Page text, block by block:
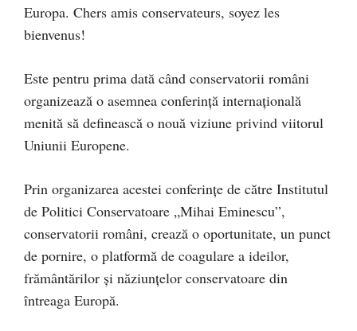
Europa. Chers amis conservateurs, soyez les
bienvenus!
Este pentru prima dată când conservatorii români
organizează o asemnea conferință internațională
menită să definească o nouă viziune privind viitorul
Uniunii Europene.
Prin organizarea acestei conferințe de către Institutul
de Politici Conservatoare „Mihai Eminescu”,
conservatorii români, crează o oportunitate, un punct
de pornire, o platformă de coagulare a ideilor,
frământărilor și năziunțelor conservatoare din
întreaga Europă.